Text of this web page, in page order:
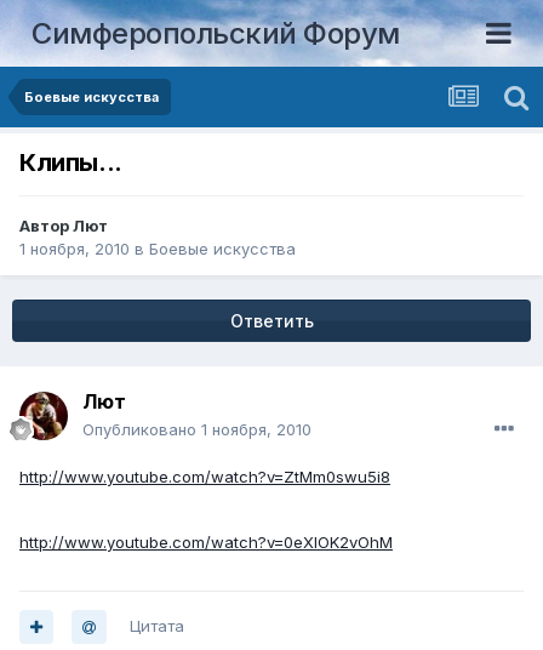
Симферопольский Форум
Боевые искусства
Клипы...
АвторЛют
1 ноября, 2010 в Боевые искусства
Ответить
Лют
Опубликовано 1 ноября, 2010
http://www.youtube.com/watch?v=ZtMm0swu5i8
http://www.youtube.com/watch?v=0eXIOK2vOhM
Цитата